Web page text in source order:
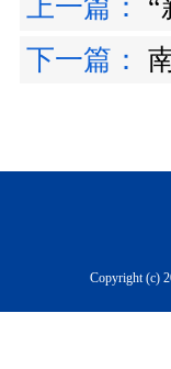
上一篇： “
下一篇：
Copyright (c)